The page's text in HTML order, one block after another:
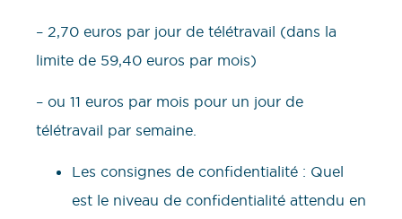
– 2,70 euros par jour de télétravail (dans la
limite de 59,40 euros par mois)
– ou 11 euros par mois pour un jour de
télétravail par semaine.
Les consignes de confidentialité : Quel
est le niveau de confidentialité attendu en